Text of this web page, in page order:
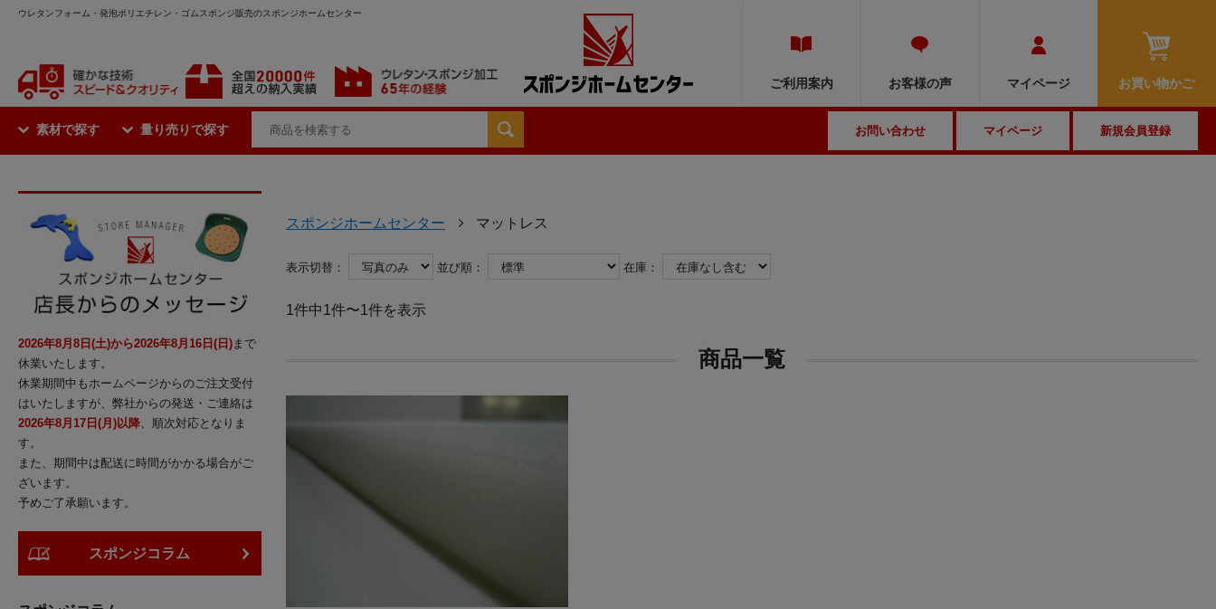
MENU
ウレタンフォーム・発泡ポリエチレン・ゴムスポンジ販売のスポンジホームセンター
お買い物かご
マイページ
お客様の声
ご利用案内
お問い合わせ マイページ 新規会員登録
素材で探す 量り売りで探す
スポンジホームセンター マットレス
表示切替： 並び順： 在庫：
1件中1件〜1件を表示
商品一覧
2026年8月8日(土)から2026年8月16日(日)まで
休業いたします。
休業期間中もホームページからのご注文受付
はいたしますが、弊社からの発送・ご連絡は
2026年8月17日(月)以降、順次対応となりま
す。
また、期間中は配送に時間がかかる場合がご
ざいます。
予めご了承願います。
スポンジコラム